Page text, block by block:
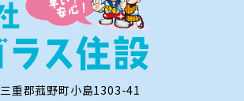
重郡菰野町小島1303-41